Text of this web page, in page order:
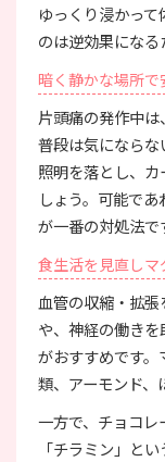
ゆっくり浸かっ
のは逆効果になる
暗く静かな場所で
片頭痛の発作中は
普段は気になら
照明を落とし、
しょう。可能で
が一番の対処法で
食生活を見直し
血管の収縮・拡張
や、神経の働き
がおすすめです
類、アーモンド、
一方で、チョコレ
「チラミン」と